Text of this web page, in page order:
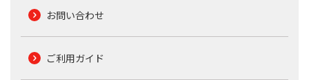
お問い合わせ
ご利用ガイド